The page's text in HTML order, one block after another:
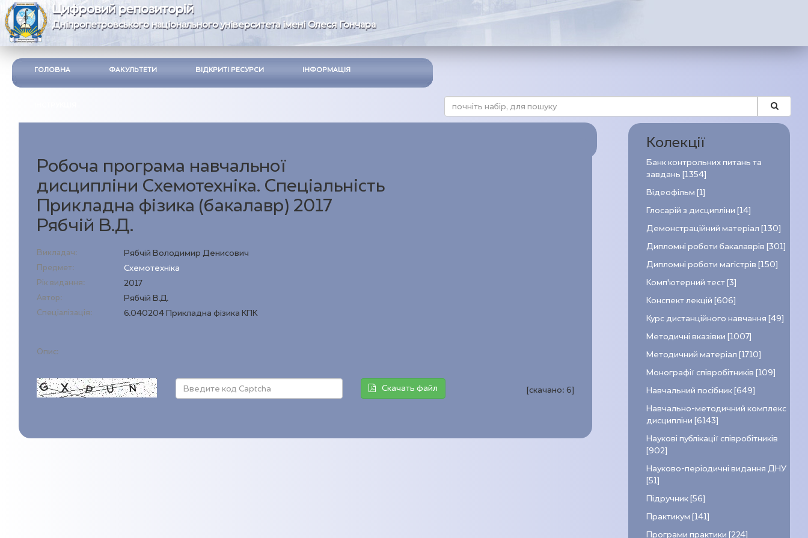
Цифровий репозиторій
Дніпропетровського національного університета імені Олеся Гончара
ГОЛОВНА ФАКУЛЬТЕТИ ВІДКРИТІ РЕСУРСИ ІНФОРМАЦІЯ
Робоча програма навчальної
дисципліни Схемотехніка. Спеціальність
Прикладна фізика (бакалавр) 2017
Рябчій В.Д.
Викладач: Рябчій Володимир Денисович
Предмет: Схемотехніка
Рік видання: 2017
Автор: Рябчій В.Д.
Спеціалізація: 6.040204 Прикладна фізика КПК
Опис:
Скачать файл [скачано:6]
Колекції
Банк контрольних питань та
завдань [1354]
Відеофільм [1]
Глосарій з дисципліни [14]
Демонстраційний матеріал [130]
Дипломні роботи бакалаврів [301]
Дипломні роботи магістрів [150]
Комп’ютерний тест [3]
Конспект лекцій [606]
Курс дистанційного навчання [49]
Методичні вказівки [1007]
Методичний матеріал [1710]
Монографії співробітників [109]
Навчальний посібник [649]
Навчально-методичний комплекс
дисципліни [6143]
Наукові публікації співробітників
[902]
Науково-періодичні видання ДНУ
[51]
Підручник [56]
Практикум [141]
Програми практики [224]